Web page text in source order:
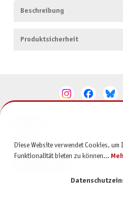
Beschreibung
Produktsicherheit
SERVICE
Diese Website verwendet Cookies,
Funktionalität bieten zu können...